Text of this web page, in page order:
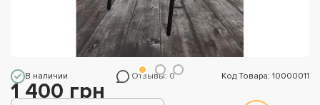
В наличии Отзывы: 0 Код Товара: 10000011
1 400 грн